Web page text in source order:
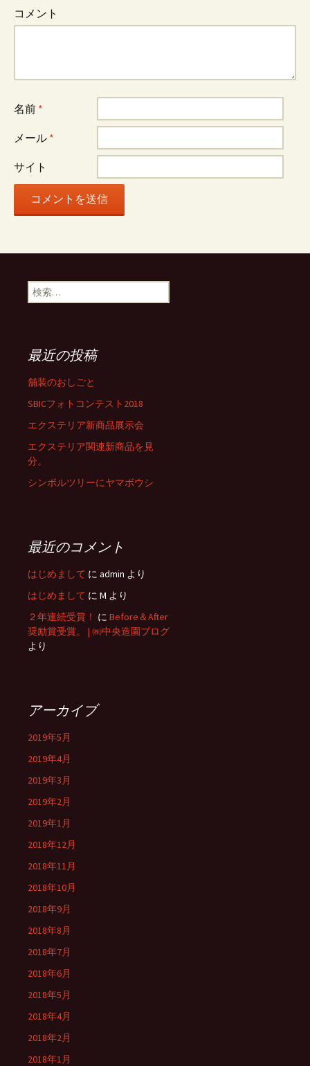
コメント
名前 *
メール *
サイト
検
索
最近の投稿
舗装のおしごと
SBICフォトコンテスト2018
エクステリア新商品展示会
エクステリア関連新商品を見
分。
シンボルツリーにヤマボウシ
最近のコメント
はじめまして に admin より
はじめまして に M より
２年連続受賞！ に Before＆After
奨励賞受賞。 | ㈱中央造園ブログ
より
アーカイブ
2019年5月
2019年4月
2019年3月
2019年2月
2019年1月
2018年12月
2018年11月
2018年10月
2018年9月
2018年8月
2018年7月
2018年6月
2018年5月
2018年4月
2018年2月
2018年1月